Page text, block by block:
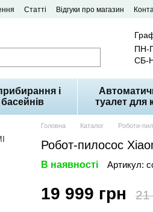
Статті Відгуки про магазин
ПН-
СБ-
і
туалет для
Головна Каталог Роботи-
Робот-пилосос
В наявності Артикул:
19 999 грн 21